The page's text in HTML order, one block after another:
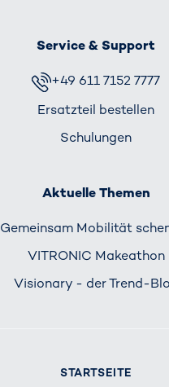
Service & Support
+49 611 7152 7777
Ersatzteil bestellen
Schulungen
Aktuelle Themen
Gemeinsam Mobilität
VITRONIC Makeathon
Visionary - der Trend-
STARTSEITE